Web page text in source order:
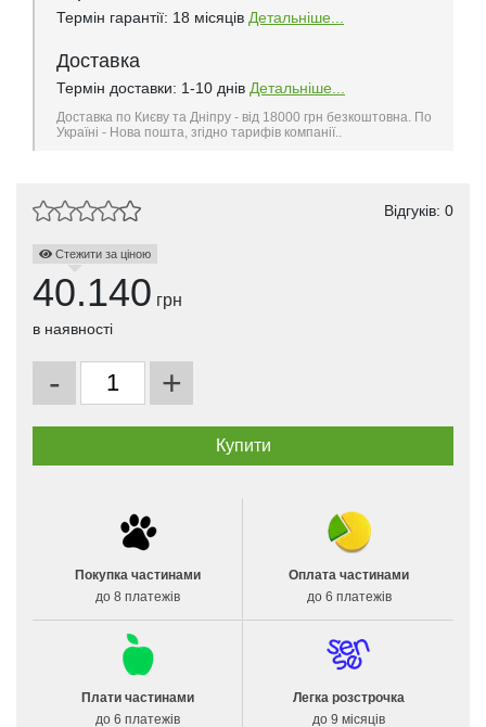
Термін гарантії: 18 місяців Детальніше...
Доставка
Термін доставки: 1-10 днів Детальніше...
Доставка по Києву та Дніпру - від 18000 грн безкоштовна. По
Україні - Нова пошта, згідно тарифів компанії..
Відгуків: 0
Стежити за ціною
40.140 грн
в наявності
- +
Покупка частинами
до 8 платежів
Оплата частинами
до 6 платежів
Плати частинами
до 6 платежів
Легка розстрочка
до 9 місяців